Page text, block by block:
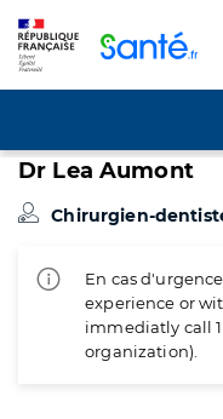
Dr Lea Aumont
Chirurgien-
En cas
experience or
immediatly call
organization).